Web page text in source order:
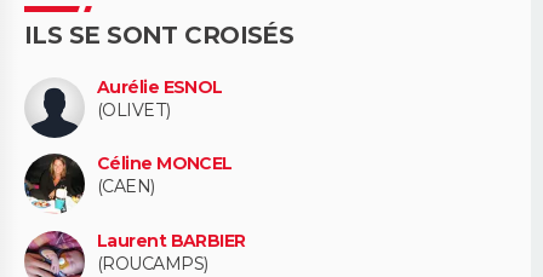
ILS SE SONT CROISÉS
Aurélie ESNOL
(OLIVET)
Céline MONCEL
(CAEN)
Laurent BARBIER
(ROUCAMPS)